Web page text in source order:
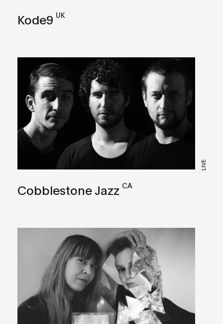
Kode9 UK
LIVE
Cobblestone Jazz CA